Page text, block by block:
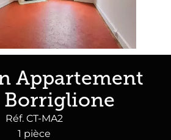
Appartement
Borriglione
Réf. CT-MA2
1 pièce